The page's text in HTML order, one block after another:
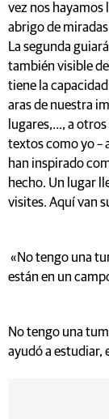
vez nos hayamos
abrigo de
La segunda
también visible
tiene la
aras de nuestra
lugares,..., a
textos como yo –
han inspirado
hecho. Un lugar
visites. Aquí van
«No tengo una
están en un
No tengo una
ayudó a estudiar,